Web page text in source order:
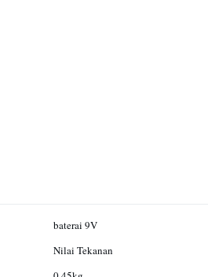
baterai 9V
Nilai Tekanan